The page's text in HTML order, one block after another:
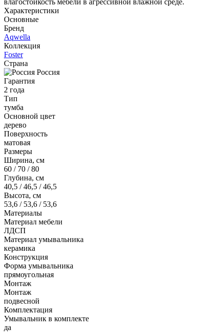
Характеристики
Основные
Бренд
Aqwella
Коллекция
Foster
Страна
Россия
Гарантия
2 года
Тип
тумба
Основной цвет
дерево
Поверхность
матовая
Размеры
Ширина, см
60 / 70 / 80
Глубина, см
40,5 / 46,5 / 46,5
Высота, см
53,6 / 53,6 / 53,6
Материалы
Материал мебели
ЛДСП
Материал умывальника
керамика
Конструкция
Форма умывальника
прямоугольная
Монтаж
Монтаж
подвесной
Комплектация
Умывальник в комплекте
да